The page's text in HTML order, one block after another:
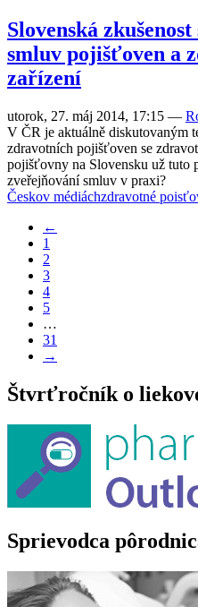
Slovenská
smluv pojišťoven a
zařízení
utorok, 27. máj 2014, 17:15 —
V ČR je aktuálně diskutovaným
zdravotních pojišťoven se
pojišťovny na Slovensku už tuto
zveřejňování smluv v praxi?
Českov médiáchzdravotné
←
1
2
3
4
5
…
31
→
Štvrťročník o
Sprievodca